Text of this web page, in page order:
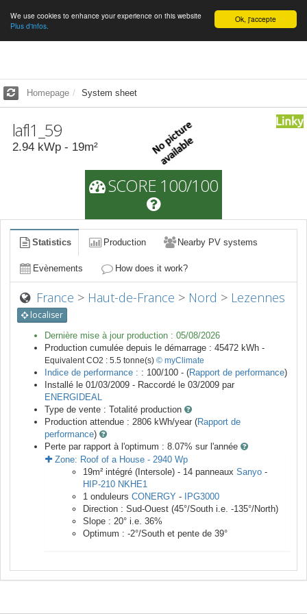
English Ok, j'accepte
We use cookies to enhance your experience on this website
Plus d'infos.
Homepage System sheet
lafl1_59
2.94 kWp - 19m²
SCORE 100/100
Statistics Production Nearby PV systems
Evènements How does it work?
France > Haut-de-France > Nord > Lezennes
localiser
Dernière mise à jour production : 05/08/2026
Production cumulée depuis le démarrage : 45472 kWh -
Equivalent CO2 : 5.5 tonne(s) © myClimate
Indice de performance : : 100/100 - (Rapport de performance)
Installé le 01/03/2009 - Raccordé le 03/2009 par
ENERGIDEAL
Type de vente : Totalité production
Production attendue : 2806 kWh/year (Rapport de
performance)
Perte par rapport à l'optimum : 8.07% sur l'année
Zone: Roof of a House - 2940 Wp
19m² intégré (Intersole) - 14 panneaux Sanyo -
HIP-210 NKHE1
1 onduleurs CONERGY -
IPG3000
Direction : Sud-Ouest (45°/South i.e. -135°/North)
Slope : 20° i.e. 36%
Optimum : -2°/South et pente de 39°